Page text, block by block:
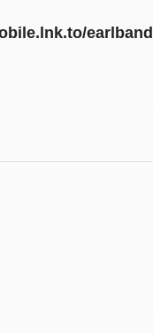
earlband
Peter Wu
Hsieh
Hsieh​